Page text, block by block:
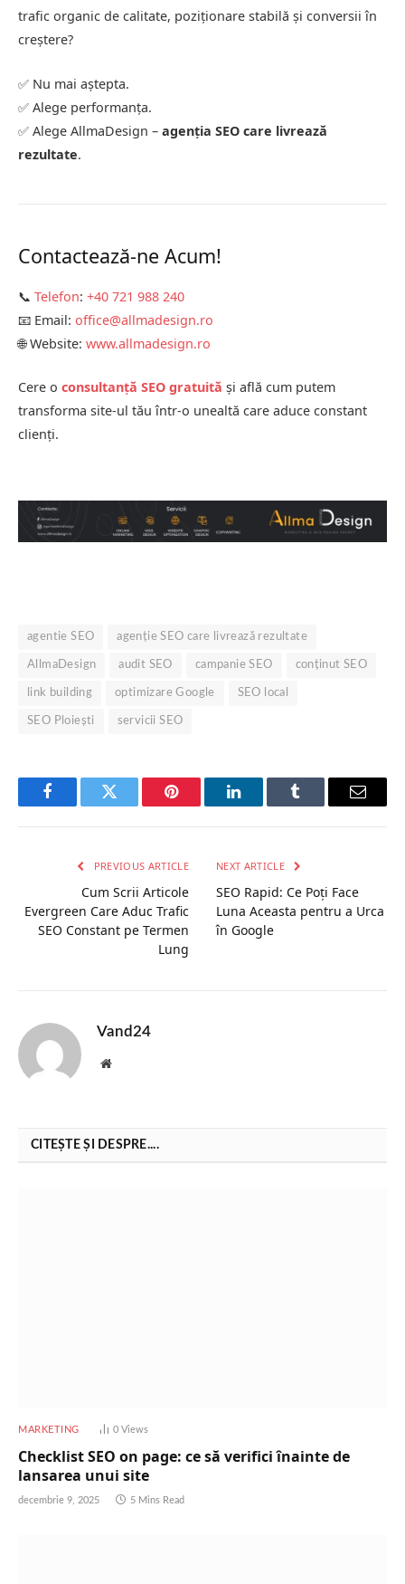
trafic organic de calitate, poziționare stabilă și conversii în
creștere?
✅ Nu mai aștepta.
✅ Alege performanța.
✅ Alege AllmaDesign – agenția SEO care livrează
rezultate.
Contactează-ne Acum!
📞 Telefon: +40 721 988 240
📧 Email: office@allmadesign.ro
🌐 Website: www.allmadesign.ro
Cere o consultanță SEO gratuită și află cum putem
transforma site-ul tău într-o unealtă care aduce constant
clienți.
agentie SEO agenție SEO care livrează rezultate
AllmaDesign audit SEO campanie SEO conținut SEO
link building optimizare Google SEO local
SEO Ploiești servicii SEO
FacebookTwitter Pinterest LinkedInTumblr Email
PREVIOUS ARTICLE
Cum Scrii Articole
Evergreen Care Aduc Trafic
SEO Constant pe Termen
Lung
NEXT ARTICLE
SEO Rapid: Ce Poți Face
Luna Aceasta pentru a Urca
în Google
Vand24
Website
CITEȘTE ȘI DESPRE....
MARKETING 0 Views
Checklist SEO on page: ce să verifici înainte de
lansarea unui site
decembrie 9, 2025 5 Mins Read